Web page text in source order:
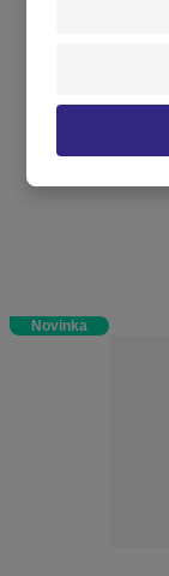
Novinka